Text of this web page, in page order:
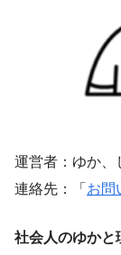
運営者：ゆか、
連絡先：「 お問
社会人のゆかと